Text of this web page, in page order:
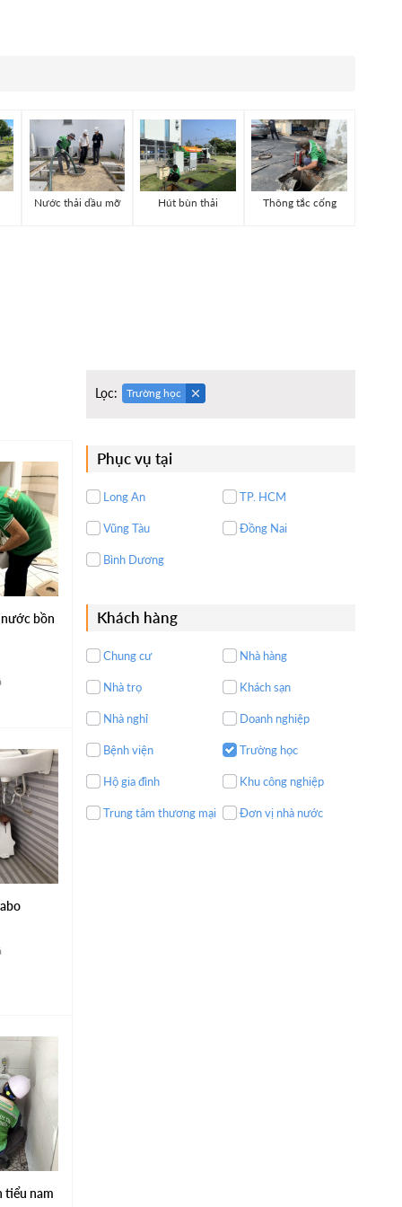
Nước thải dầu mỡ Hút bùn thải Thông tắc cống
bồn
tiểu nam
Lọc: Trường học
Phục vụ tại
Long An TP. HCM
Vũng Tàu Đồng Nai
Bình Dương
Khách hàng
Chung cư Nhà hàng
Nhà trọ Khách sạn
Nhà nghỉ Doanh nghiệp
Bệnh viện Trường học
Hộ gia đình Khu công nghiệp
Trung tâm thương mại Đơn vị nhà nước